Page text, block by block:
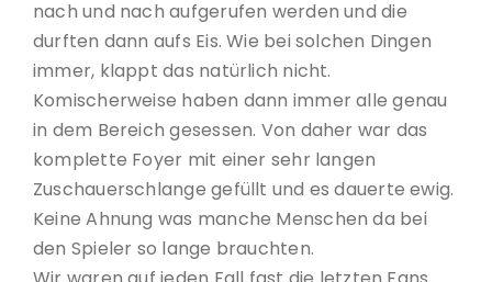
nach und nach aufgerufen werden und die
durften dann aufs Eis. Wie bei solchen Dingen
immer, klappt das natürlich nicht.
Komischerweise haben dann immer alle genau
in dem Bereich gesessen. Von daher war das
komplette Foyer mit einer sehr langen
Zuschauerschlange gefüllt und es dauerte ewig.
Keine Ahnung was manche Menschen da bei
den Spieler so lange brauchten.